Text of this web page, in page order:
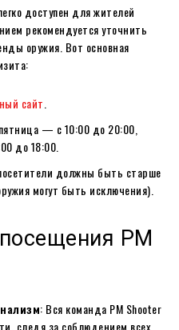
доступен для жителей
рекомендуется уточнить
оружия. Вот основная
сайт.
— с 10:00 до 20:00,
до 18:00.
должны быть старше
могут быть исключения).
PM
: Вся команда PM Shooter